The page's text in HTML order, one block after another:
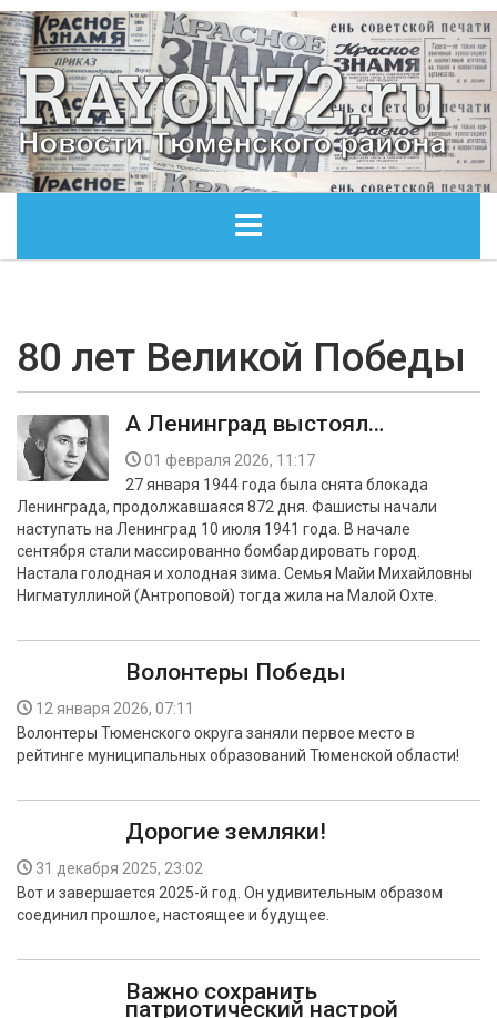
ОБЩЕСТВО
ЭКОНОМИКА
КУЛЬТУРА
БЕЗОПАСНОСТЬ
СПОРТ
80 лет Великой Победы
А Ленинград выстоял…
01 февраля 2026, 11:17
27 января 1944 года была снята блокада
Ленинграда, продолжавшаяся 872 дня. Фашисты начали
наступать на Ленинград 10 июля 1941 года. В начале
сентября стали массированно бомбардировать город.
Настала голодная и холодная зима. Семья Майи Михайловны
Нигматуллиной (Антроповой) тогда жила на Малой Охте.
Волонтеры Победы
12 января 2026, 07:11
Волонтеры Тюменского округа заняли первое место в
рейтинге муниципальных образований Тюменской области!
Дорогие земляки!
31 декабря 2025, 23:02
Вот и завершается 2025-й год. Он удивительным образом
соединил прошлое, настоящее и будущее.
Важно сохранить
патриотический настрой